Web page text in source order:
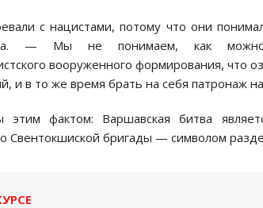
с нацистами, потому что они
— Мы не понимаем, как можно
вооруженного формирования, что
и в то же время брать на себя патронаж
фактом: Варшавская битва
Свентокшиской бригады — символом